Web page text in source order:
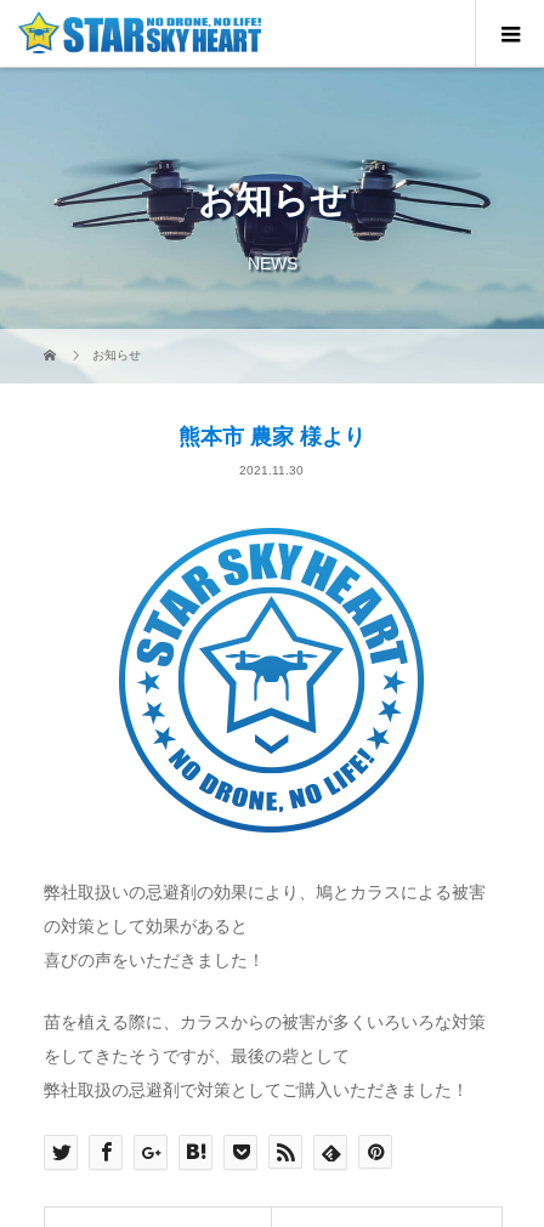
お知らせ
NEWS
お知らせ
熊本市 農家 様より
2021.11.30
弊社取扱いの忌避剤の効果により、鳩とカラスによる被害
の対策として効果があると
喜びの声をいただきました！
苗を植える際に、カラスからの被害が多くいろいろな対策
をしてきたそうですが、最後の砦として
弊社取扱の忌避剤で対策としてご購入いただきました！